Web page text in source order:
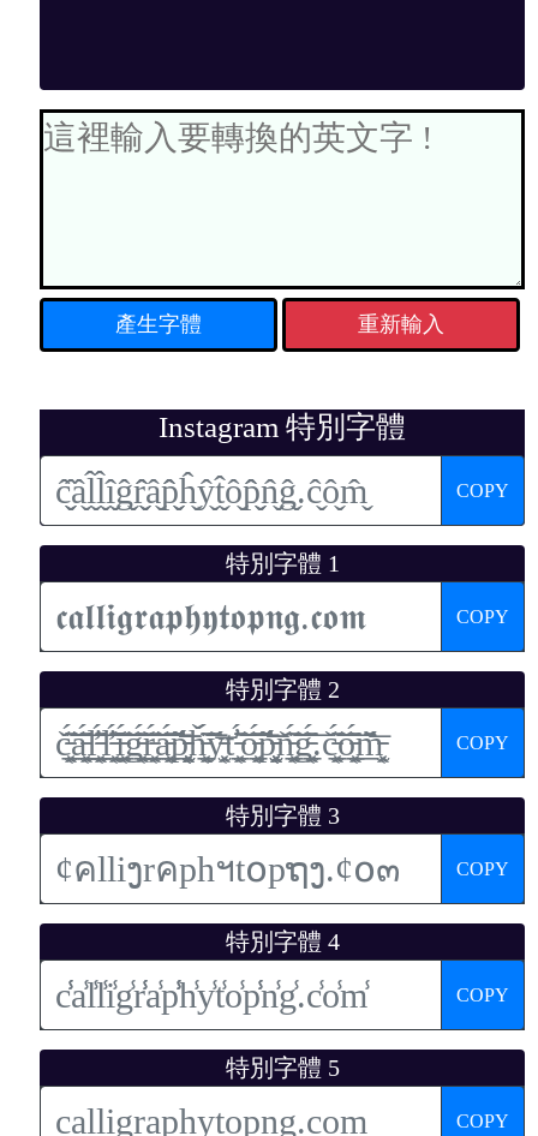
重新輸入
Instagram 特別字體
COPY
特別字體 1
COPY
特別字體 2
COPY
特別字體 3
COPY
特別字體 4
COPY
特別字體 5
COPY